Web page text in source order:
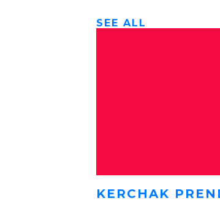
SEE ALL
KERCHAK